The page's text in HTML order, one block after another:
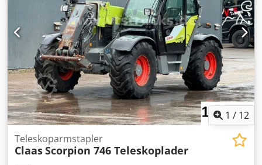
* Frontlader Claas FL 120C (Baujahr 2022 / Tragkraft 1.825
kg) ... u.v.a.m. ----Das Fahrzeug ist unaufbereitet!
Bundesweite Anlieferung gegen Aufpreis möglich. Irrtümer
und Zwischenverkauf vorbehalten. Gerne nehmen wir Ihr
Fahrzeug in Zahlung. Finanzierung / Leasing auch ohne
Anzahlung möglich! Dodpfswxrzkox Ahmowa Sie haben
noch Fragen? Wir beraten Sie gern!
1 / 12
Teleskoparmstapler
ClaasScorpion 746 Teleskoplader